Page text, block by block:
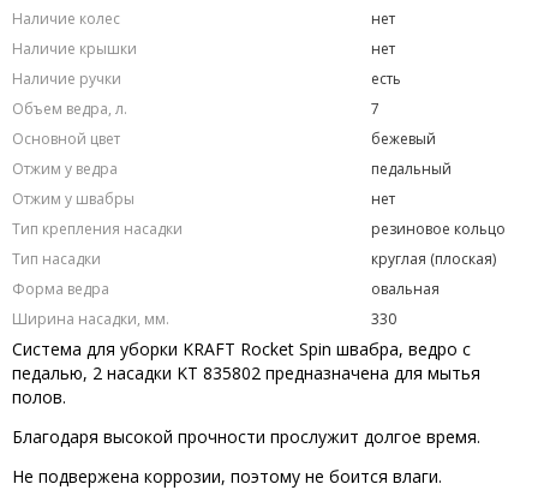
Наличие колес
нет
Наличие крышки
нет
Наличие ручки
есть
Объем ведра, л.
7
Основной цвет
бежевый
Отжим у ведра
педальный
Отжим у швабры
нет
Тип крепления насадки
резиновое кольцо
Тип насадки
круглая (плоская)
Форма ведра
овальная
Ширина насадки, мм.
330
Система для уборки KRAFT Rocket Spin швабра, ведро с
педалью, 2 насадки KT 835802 предназначена для мытья
полов.
Благодаря высокой прочности прослужит долгое время.
Не подвержена коррозии, поэтому не боится влаги.